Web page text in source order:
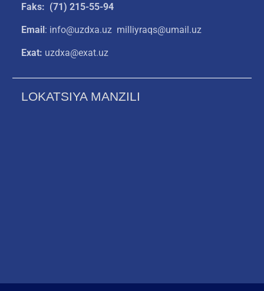
Faks: (71) 215-55-94
Email: info@uzdxa.uz milliyraqs@umail.uz
Exat: uzdxa@exat.uz
LOKATSIYA MANZILI